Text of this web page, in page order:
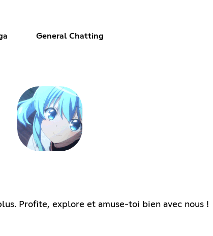
General Chatting
Profite, explore et amuse-toi bien avec nous !